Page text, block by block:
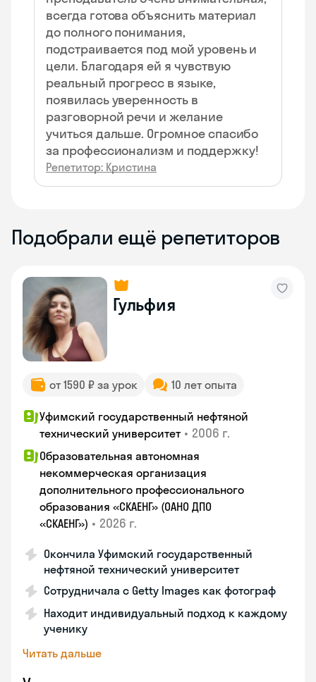
всегда готова объяснить материал
до полного понимания,
подстраивается под мой уровень и
цели. Благодаря ей я чувствую
реальный прогресс в языке,
появилась уверенность в
разговорной речи и желание
учиться дальше. Огромное спасибо
за профессионализм и поддержку!
Репетитор: Кристина
Подобрали ещё репетиторов
Гульфия
от 1590 ₽ за урок 10 лет опыта
Уфимский государственный нефтяной
технический университет • 2006 г.
Образовательная автономная
некоммерческая организация
дополнительного профессионального
образования «СКАЕНГ» (ОАНО ДПО
«СКАЕНГ») • 2026 г.
Окончила Уфимский государственный
нефтяной технический университет
Сотрудничала с Getty Images как фотограф
Находит индивидуальный подход к каждому
ученику
Читать дальше